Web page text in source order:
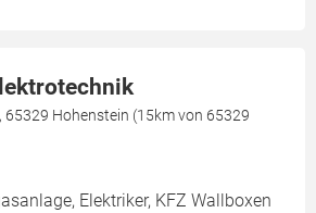
65329 Hohenstein (15km von 65329
Elektriker, KFZ Wallboxen